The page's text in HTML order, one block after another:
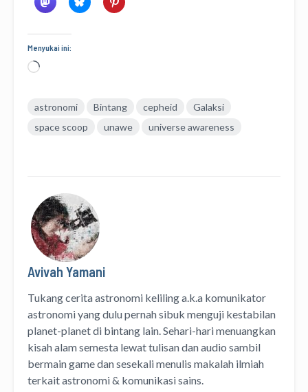
Menyukai ini:
Memuat...
astronomi Bintang cepheid
Galaksi
space scoop
unawe universe awareness
Avivah Yamani
Tukang cerita astronomi kelilinga.k.a komunikator
astronomiyang dulu pernah sibuk menguji kestabilan
planet-planet di bintang lain. Sehari-hari menuangkan
kisah alam semesta lewattulisandanaudio sambil
bermain game dan sesekali menulis makalah ilmiah
terkait astronomi & komunikasi sains.